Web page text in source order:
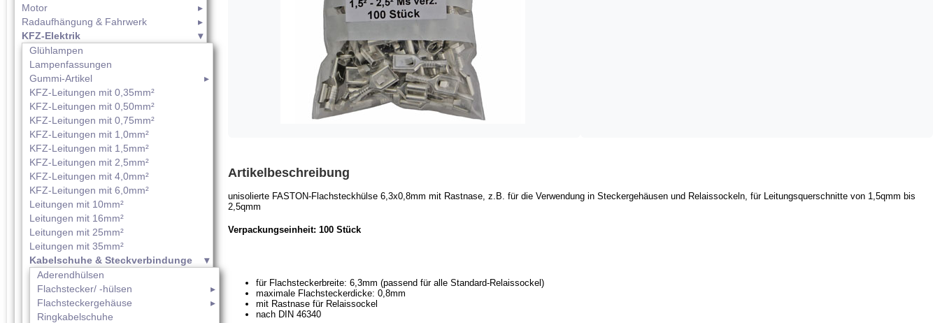
Motor
Radaufhängung & Fahrwerk
KFZ-Elektrik
Glühlampen
Lampenfassungen
Gummi-Artikel
KFZ-Leitungen mit 0,35mm²
KFZ-Leitungen mit 0,50mm²
KFZ-Leitungen mit 0,75mm²
KFZ-Leitungen mit 1,0mm²
KFZ-Leitungen mit 1,5mm²
KFZ-Leitungen mit 2,5mm²
KFZ-Leitungen mit 4,0mm²
KFZ-Leitungen mit 6,0mm²
Leitungen mit 10mm²
Leitungen mit 16mm²
Leitungen mit 25mm²
Leitungen mit 35mm²
Kabelschuhe & Steckverbindunge
Aderendhülsen
Flachstecker/ -hülsen
Flachsteckergehäuse
Ringkabelschuhe
Artikelbeschreibung
unisolierte FASTON-Flachsteckhülse 6,3x0,8mm mit Rastnase, z.B. für die Verwendung in Steckergehäusen und Relaissockeln, für Leitungsquerschnitte von 1,5qmm bis
2,5qmm
Verpackungseinheit: 100 Stück
für Flachsteckerbreite: 6,3mm (passend für alle Standard-Relaissockel)
maximale Flachsteckerdicke: 0,8mm
mit Rastnase für Relaissockel
nach DIN 46340